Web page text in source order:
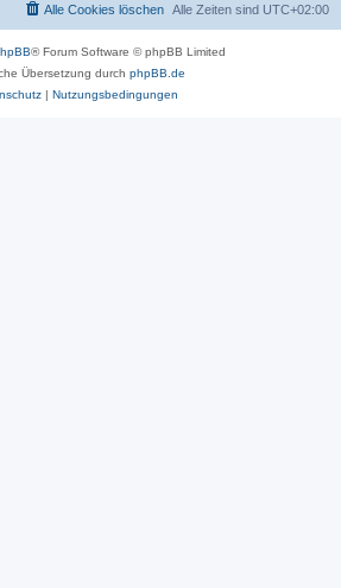
Alle Zeiten sind UTC+02:00
Alle Cookies löschen
® Forum Software © phpBB Limited
Übersetzung durch phpBB.de
| Nutzungsbedingungen